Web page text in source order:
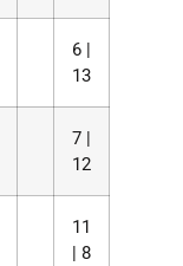
6 |
13
7 |
12
11
| 8